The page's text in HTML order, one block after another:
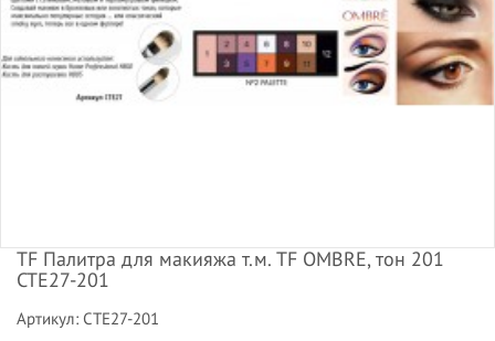
TF Палитра для макияжа т.м. TF OMBRE, тон 201
CTE27-201
Артикул: CTE27-201